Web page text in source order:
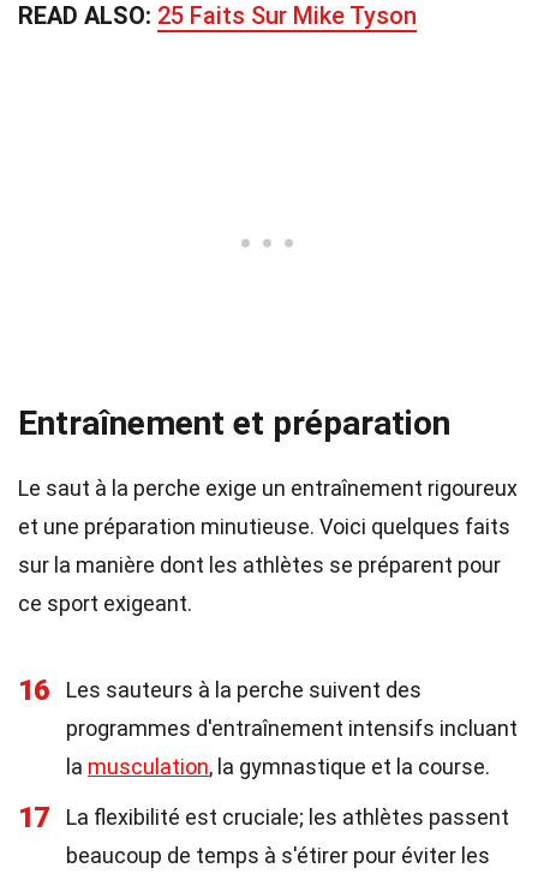
READ ALSO: 25 Faits Sur Mike Tyson
Entraînement et préparation
Le saut à la perche exige un entraînement rigoureux
et une préparation minutieuse. Voici quelques faits
sur la manière dont les athlètes se préparent pour
ce sport exigeant.
16
Les sauteurs à la perche suivent des
programmes d'entraînement intensifs incluant
la musculation, la gymnastique et la course.
17
La flexibilité est cruciale; les athlètes passent
beaucoup de temps à s'étirer pour éviter les